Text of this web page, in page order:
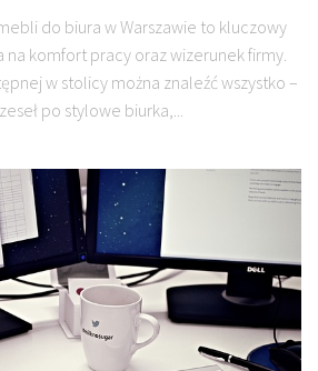
do biura w Warszawie to kluczowy
komfort pracy oraz wizerunek firmy.
w stolicy można znaleźć wszystko –
po stylowe biurka,...